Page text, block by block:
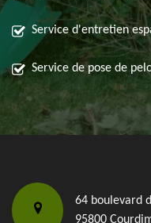
Service d'entretien
Service de pose de
64 boulevard
95800